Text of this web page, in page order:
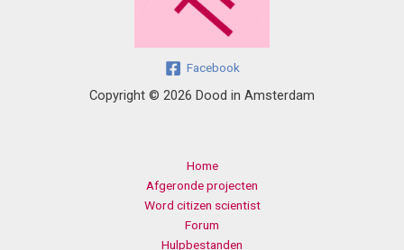
Facebook
Copyright © 2026 Dood in Amsterdam
Home
Afgeronde projecten
Word citizen scientist
Forum
Hulpbestanden